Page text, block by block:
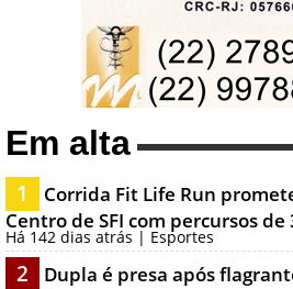
Em alta
1
Corrida Fit Life Run
Centro de SFI com percursos
Há 142 dias atrás | Esportes
2
Dupla é presa após